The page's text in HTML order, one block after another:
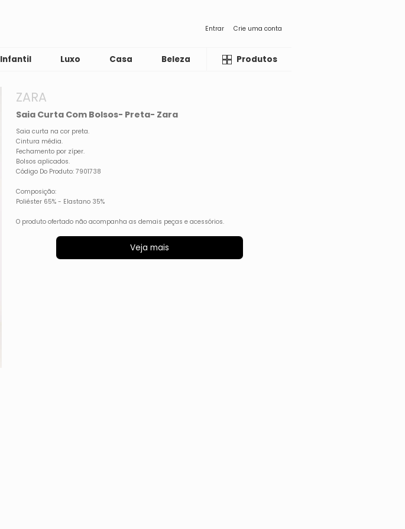
Entrar Crie uma conta
Infantil Luxo Casa Beleza LiquidaProdutos
ZARA
Saia Curta Com Bolsos- Preta- Zara
Saia curta na cor preta.
Cintura média.
Fechamento por zíper.
Bolsos aplicados.
Código Do Produto: 7901738
Composição:
Poliéster 65% - Elastano 35%
O produto ofertado não acompanha as demais peças e acessórios.
Veja mais